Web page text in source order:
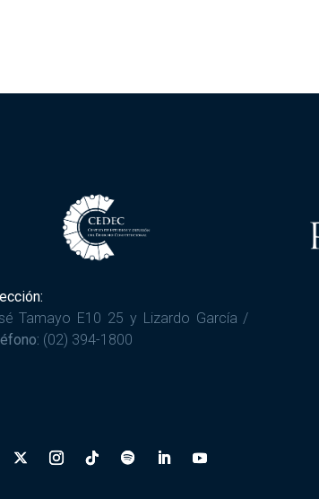
Tamayo E10 25 y Lizardo García /
(02) 394-1800